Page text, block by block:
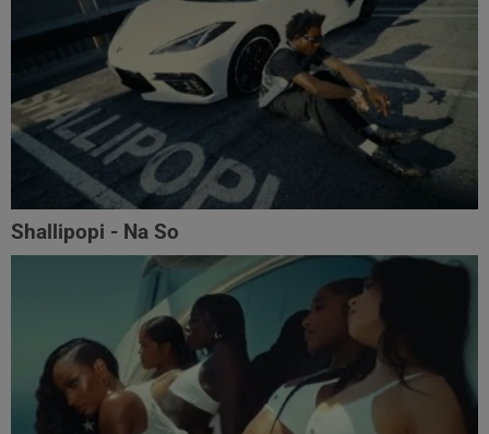
Shallipopi - Na So